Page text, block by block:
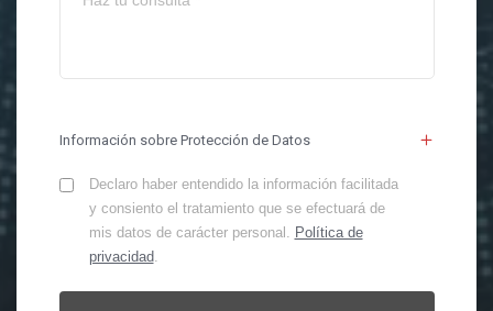
Información sobre Protección de Datos
Declaro haber entendido la información facilitada
y consiento el tratamiento que se efectuará de
mis datos de carácter personal. Política de
privacidad.